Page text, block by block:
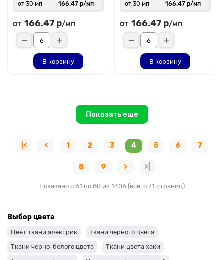
от 30 мп
166.47 р/мп
от 166.47 р/мп
В корзину
от 30 мп
166.47 р/мп
от 166.47 р/мп
В корзину
Показать еще
|< < 1 2 3 4 5 6 7
8 9 > >|
Показано с 61 по 80 из 1406 (всего 71 страниц)
Выбор цвета
Цвет ткани электрик
Ткани черного цвета
Ткани черно-белого цвета
Ткани цвета хаки